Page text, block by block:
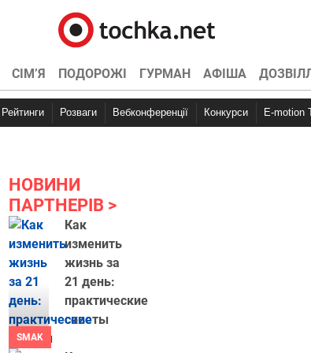
СІМ’Я ПОДОРОЖІ ГУРМАН АФІША
Рейтинги Розваги Вебконференції Конкурси E-motion
НОВИНИ
ПАРТНЕРІВ
SMAK
Как
изменить
жизнь за
21 день:
практические
советы